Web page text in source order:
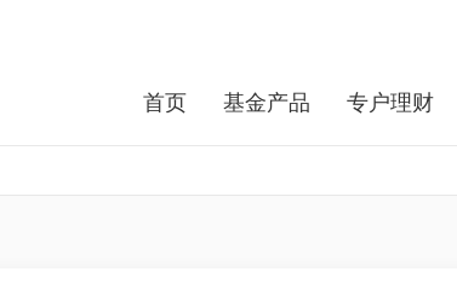
首页 基金产品 专户理财